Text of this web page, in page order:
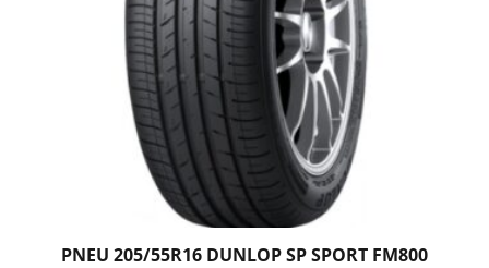
PNEU 205/55R16 DUNLOP SP SPORT FM800